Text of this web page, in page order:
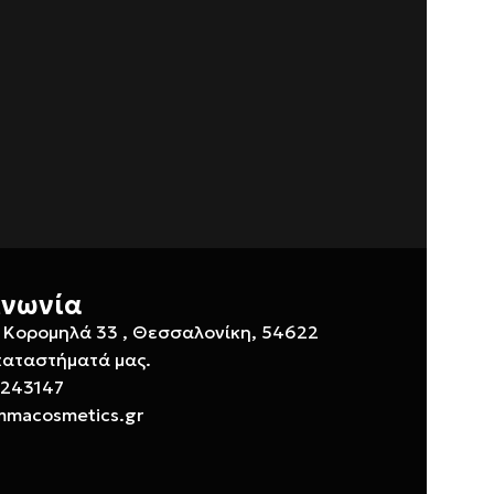
Κορομηλά 33 , Θεσσαλονίκη, 54622
μας.